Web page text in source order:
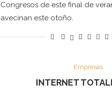
Congresos de este final de
avecinan este otoño.
Empresas
INTERNET